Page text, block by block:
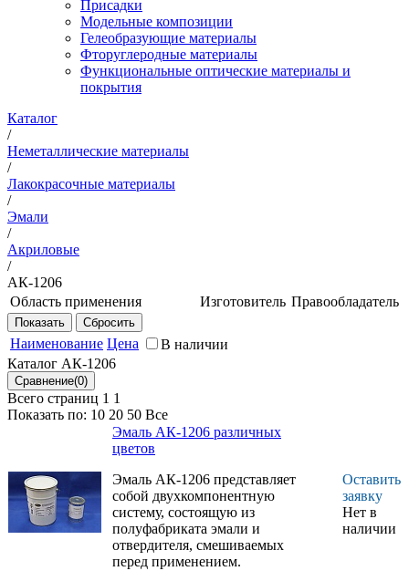
Присадки
Модельные композиции
Гелеобразующие материалы
Фторуглеродные материалы
Функциональные оптические материалы и
покрытия
Каталог
/
Неметаллические материалы
/
Лакокрасочные материалы
/
Эмали
/
Акриловые
/
АК-1206
Область применения
Эмаль АК-1206
различных цветов
предназначена для
окраски загрунтованных
внешних поверхностей
изделий с целью защиты
от атмосферных
воздействий
Изготовитель
"ЯрЛи"
Правообладатель
Наименование Цена
В наличии
Каталог АК-1206
Всего страниц 1 1
Показать по: 10 20 50 Все
Эмаль АК-1206 различных
цветов
Эмаль АК-1206 представляет
собой двухкомпонентную
систему, состоящую из
полуфабриката эмали и
отвердителя, смешиваемых
перед применением.
Оставить
заявку
Нет в
наличии